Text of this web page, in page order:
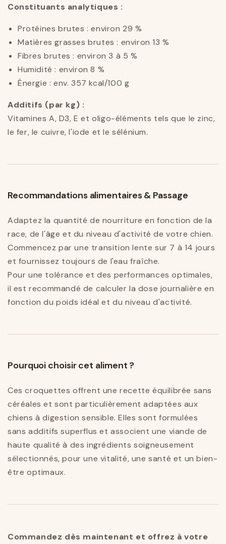
Constituants analytiques :
Protéines brutes : environ 29 %
Matières grasses brutes : environ 13 %
Fibres brutes : environ 3 à 5 %
Humidité : environ 8 %
Énergie : env. 357 kcal/100 g
Additifs (par kg) :
Vitamines A, D3, E et oligo-éléments tels que le zinc,
le fer, le cuivre, l'iode et le sélénium.
Recommandations alimentaires & Passage
Adaptez la quantité de nourriture en fonction de la
race, de l'âge et du niveau d'activité de votre chien.
Commencez par une transition lente sur 7 à 14 jours
et fournissez toujours de l'eau fraîche.
Pour une tolérance et des performances optimales,
il est recommandé de calculer la dose journalière en
fonction du poids idéal et du niveau d'activité.
Pourquoi choisir cet aliment ?
Ces croquettes offrent une recette équilibrée sans
céréales et sont particulièrement adaptées aux
chiens à digestion sensible. Elles sont formulées
sans additifs superflus et associent une viande de
haute qualité à des ingrédients soigneusement
sélectionnés, pour une vitalité, une santé et un bien-
être optimaux.
Commandez dès maintenant et offrez à votre